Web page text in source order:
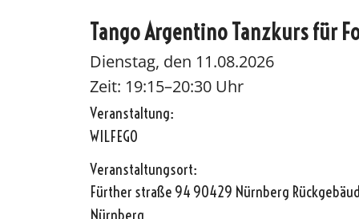
Blanco y
Tango Argentino Tanzkurs für
Dienstag, den 11.08.2026
Zeit: 19:15–20:30 Uhr
Veranstaltung:
WILFEGO
Veranstaltungsort:
Fürther straße 94 90429 Nürnberg
Nürnberg